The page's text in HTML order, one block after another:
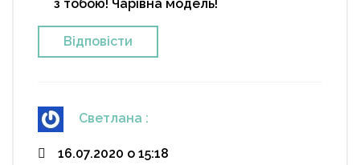
з тобою! Чарівна модель!
Відповіcти
Светлана :
16.07.2020 о 15:18